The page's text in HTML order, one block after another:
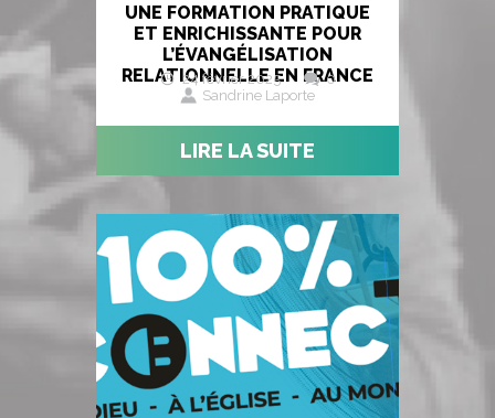
UNE FORMATION PRATIQUE
ET ENRICHISSANTE POUR
L’ÉVANGÉLISATION
RELATIONNELLE EN FRANCE
24 février 2025
0
Sandrine Laporte
LIRE LA SUITE